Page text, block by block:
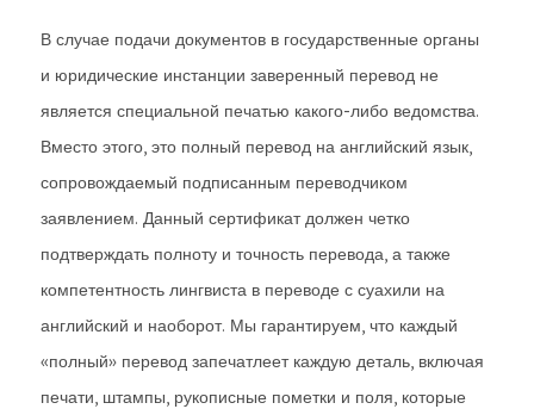
В случае подачи документов в государственные органы
и юридические инстанции заверенный перевод не
является специальной печатью какого-либо ведомства.
Вместо этого, это полный перевод на английский язык,
сопровождаемый подписанным переводчиком
заявлением. Данный сертификат должен четко
подтверждать полноту и точность перевода, а также
компетентность лингвиста в переводе с суахили на
английский и наоборот. Мы гарантируем, что каждый
«полный» перевод запечатлеет каждую деталь, включая
печати, штампы, рукописные пометки и поля, которые